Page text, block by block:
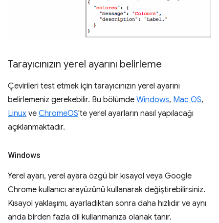
Tarayıcınızın yerel ayarını belirleme
Çevirileri test etmek için tarayıcınızın yerel ayarını
belirlemeniz gerekebilir. Bu bölümde Windows, Mac OS,
Linux ve ChromeOS'te yerel ayarların nasıl yapılacağı
açıklanmaktadır.
Windows
Yerel ayarı, yerel ayara özgü bir kısayol veya Google
Chrome kullanıcı arayüzünü kullanarak değiştirebilirsiniz.
Kısayol yaklaşımı, ayarladıktan sonra daha hızlıdır ve aynı
anda birden fazla dil kullanmanıza olanak tanır.